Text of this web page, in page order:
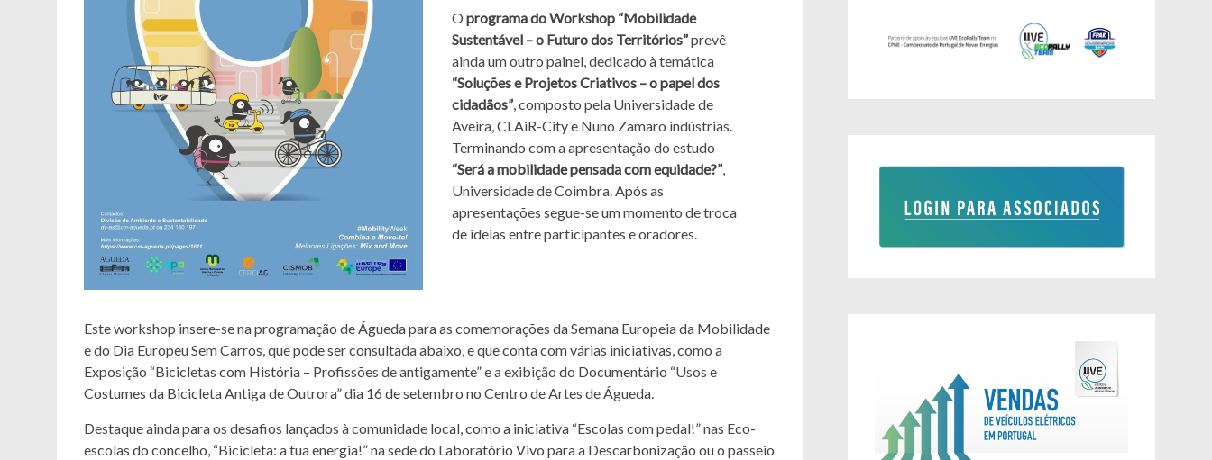
O programa do Workshop “Mobilidade
Sustentável – o Futuro dos Territórios”prevê
ainda um outro painel, dedicado à temática
“Soluções e Projetos Criativos – o papel dos
cidadãos”, composto pela Universidade de
Aveira, CLAiR-City e Nuno Zamaro indústrias.
Terminando com a apresentação do estudo
“Será a mobilidade pensada com equidade?”,
Universidade de Coimbra. Após as
apresentações segue-se um momento de troca
de ideias entre participantes e oradores.
Este workshop insere-se na programação de Águeda para as comemorações da Semana Europeia da Mobilidade
e do Dia Europeu Sem Carros, que pode ser consultada abaixo, e que conta com várias iniciativas, como a
Exposição “Bicicletas com História – Profissões de antigamente” e a exibição do Documentário “Usos e
Costumes da Bicicleta Antiga de Outrora” dia 16 de setembro no Centro de Artes de Águeda.
Destaque ainda para os desafios lançados à comunidade local, como a iniciativa “Escolas com pedal!” nas Eco-
escolas do concelho, “Bicicleta: a tua energia!” na sede do Laboratório Vivo para a Descarbonização ou o passeio